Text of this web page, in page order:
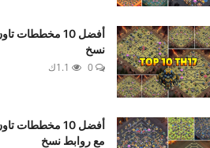
نسخ
0
1.1ك
مع روابط نسخ